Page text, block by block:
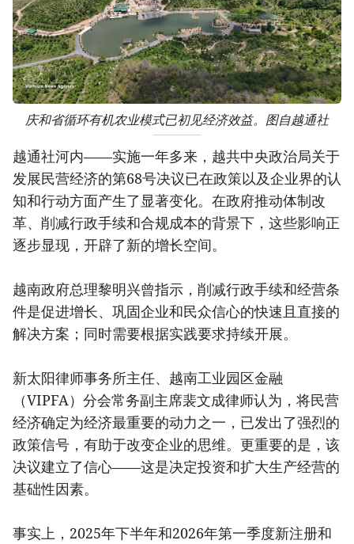
庆和省循环有机农业模式已初见经济效益。图自越通社
越通社河内——实施一年多来，越共中央政治局关于
发展民营经济的第68号决议已在政策以及企业界的认
知和行动方面产生了显著变化。在政府推动体制改
革、削减行政手续和合规成本的背景下，这些影响正
逐步显现，开辟了新的增长空间。
越南政府总理黎明兴曾指示，削减行政手续和经营条
件是促进增长、巩固企业和民众信心的快速且直接的
解决方案；同时需要根据实践要求持续开展。
新太阳律师事务所主任、越南工业园区金融
（VIPFA）分会常务副主席裴文成律师认为，将民营
经济确定为经济最重要的动力之一，已发出了强烈的
政策信号，有助于改变企业的思维。更重要的是，该
决议建立了信心——这是决定投资和扩大生产经营的
基础性因素。
事实上，2025年下半年和2026年第一季度新注册和